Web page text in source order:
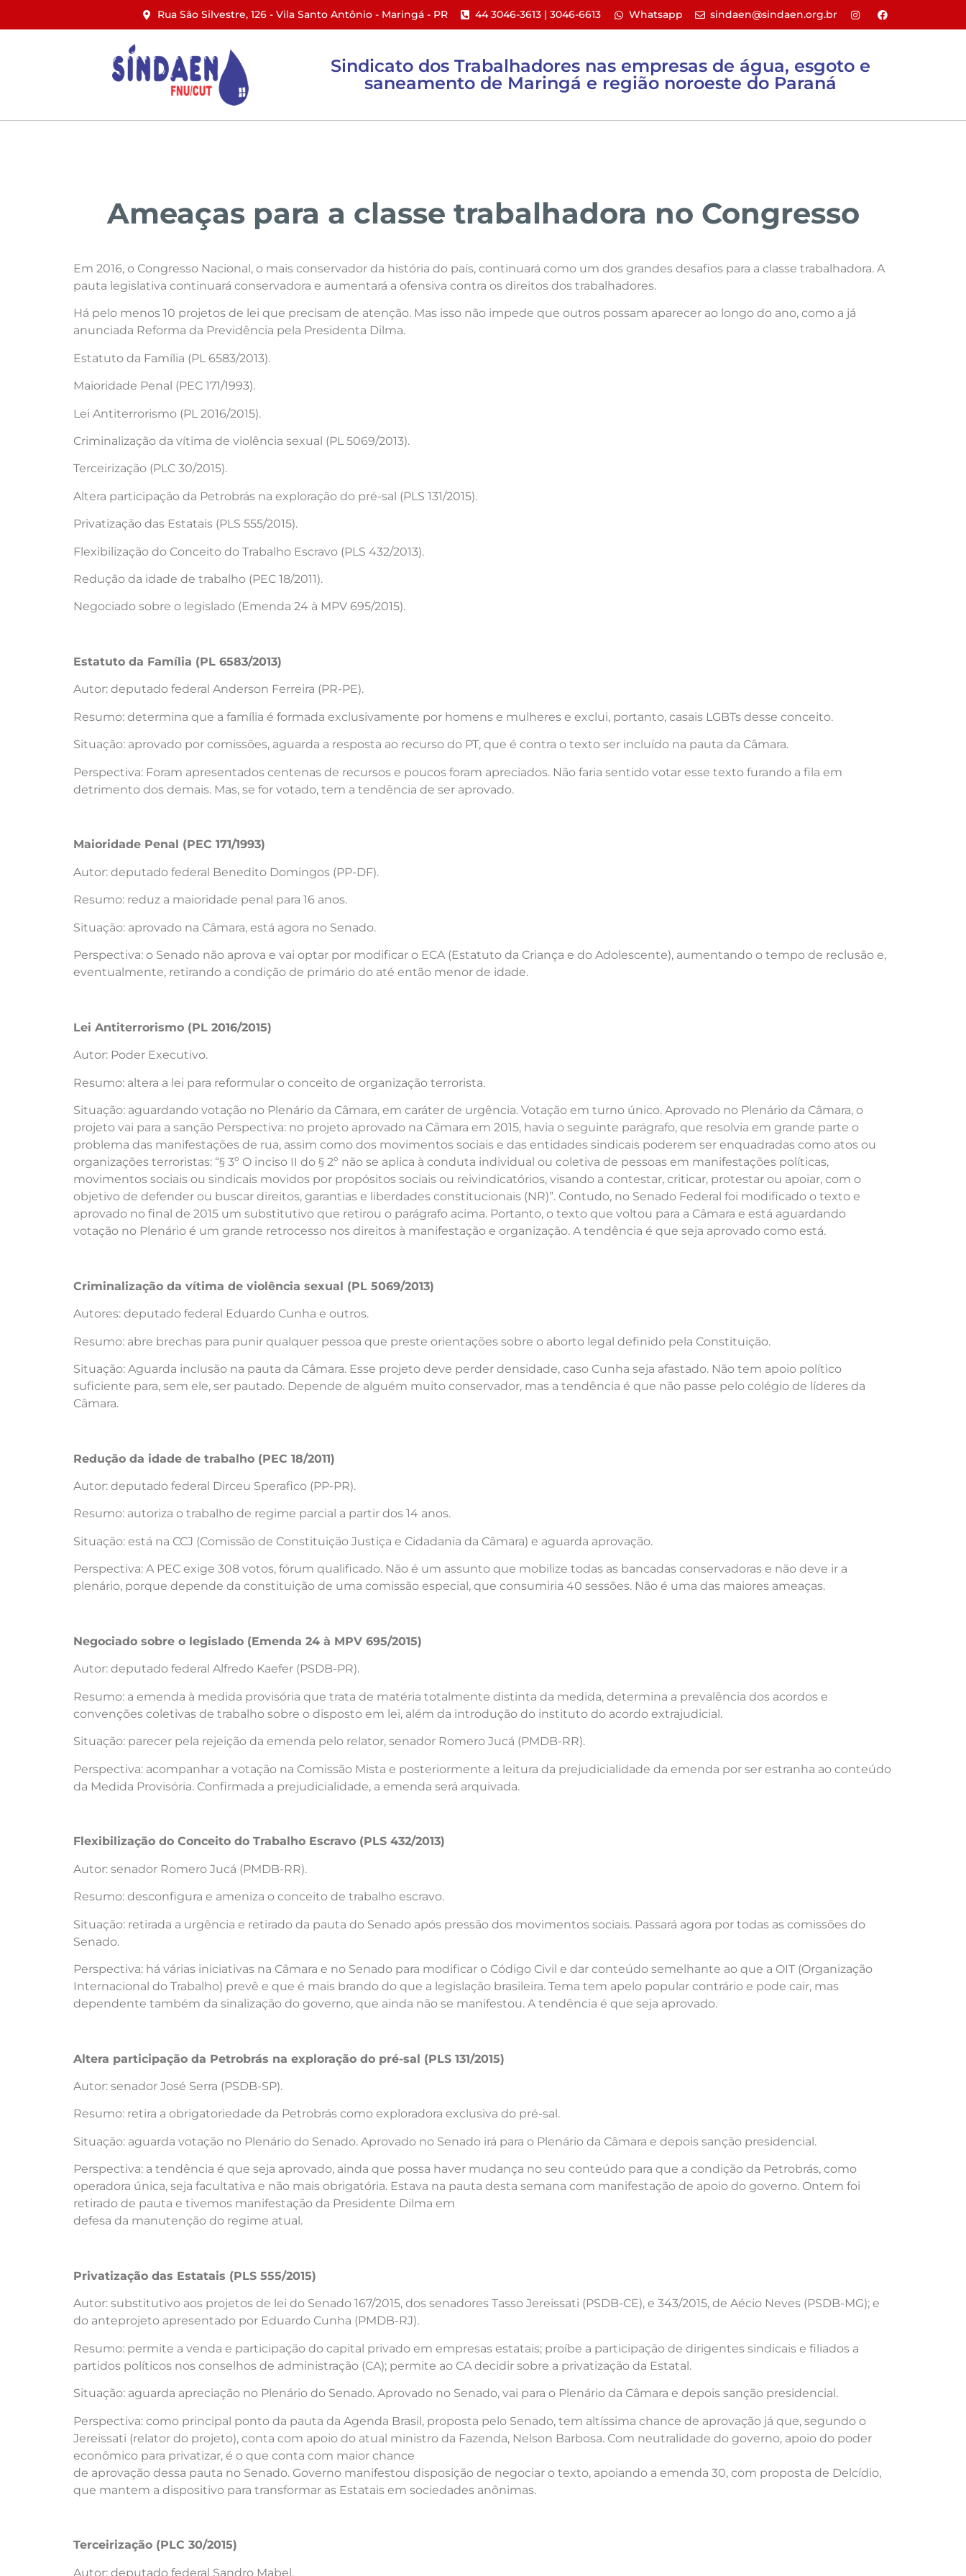
Rua São Silvestre, 126 - Vila Santo Antônio - Maringá - PR​ 44 3046-3613 | 3046-6613​ Whatsapp sindaen@sindaen.org.br
Sindicato dos Trabalhadores nas empresas de água, esgoto e
saneamento de Maringá e região noroeste do Paraná
Ameaças para a classe trabalhadora no Congresso
Em 2016, o Congresso Nacional, o mais conservador da história do país, continuará como um dos grandes desafios para a classe trabalhadora. A
pauta legislativa continuará conservadora e aumentará a ofensiva contra os direitos dos trabalhadores.
Há pelo menos 10 projetos de lei que precisam de atenção. Mas isso não impede que outros possam aparecer ao longo do ano, como a já
anunciada Reforma da Previdência pela Presidenta Dilma.
Estatuto da Família (PL 6583/2013).
Maioridade Penal (PEC 171/1993).
Lei Antiterrorismo (PL 2016/2015).
Criminalização da vítima de violência sexual (PL 5069/2013).
Terceirização (PLC 30/2015).
Altera participação da Petrobrás na exploração do pré-sal (PLS 131/2015).
Privatização das Estatais (PLS 555/2015).
Flexibilização do Conceito do Trabalho Escravo (PLS 432/2013).
Redução da idade de trabalho (PEC 18/2011).
Negociado sobre o legislado (Emenda 24 à MPV 695/2015).
Estatuto da Família (PL 6583/2013)
Autor: deputado federal Anderson Ferreira (PR-PE).
Resumo: determina que a família é formada exclusivamente por homens e mulheres e exclui, portanto, casais LGBTs desse conceito.
Situação: aprovado por comissões, aguarda a resposta ao recurso do PT, que é contra o texto ser incluído na pauta da Câmara.
Perspectiva: Foram apresentados centenas de recursos e poucos foram apreciados. Não faria sentido votar esse texto furando a fila em
detrimento dos demais. Mas, se for votado, tem a tendência de ser aprovado.
Maioridade Penal (PEC 171/1993)
Autor: deputado federal Benedito Domingos (PP-DF).
Resumo: reduz a maioridade penal para 16 anos.
Situação: aprovado na Câmara, está agora no Senado.
Perspectiva: o Senado não aprova e vai optar por modificar o ECA (Estatuto da Criança e do Adolescente), aumentando o tempo de reclusão e,
eventualmente, retirando a condição de primário do até então menor de idade.
Lei Antiterrorismo (PL 2016/2015)
Autor: Poder Executivo.
Resumo: altera a lei para reformular o conceito de organização terrorista.
Situação: aguardando votação no Plenário da Câmara, em caráter de urgência. Votação em turno único. Aprovado no Plenário da Câmara, o
projeto vai para a sanção Perspectiva: no projeto aprovado na Câmara em 2015, havia o seguinte parágrafo, que resolvia em grande parte o
problema das manifestações de rua, assim como dos movimentos sociais e das entidades sindicais poderem ser enquadradas como atos ou
organizações terroristas: “§ 3º O inciso II do § 2º não se aplica à conduta individual ou coletiva de pessoas em manifestações políticas,
movimentos sociais ou sindicais movidos por propósitos sociais ou reivindicatórios, visando a contestar, criticar, protestar ou apoiar, com o
objetivo de defender ou buscar direitos, garantias e liberdades constitucionais (NR)”. Contudo, no Senado Federal foi modificado o texto e
aprovado no final de 2015 um substitutivo que retirou o parágrafo acima. Portanto, o texto que voltou para a Câmara e está aguardando
votação no Plenário é um grande retrocesso nos direitos à manifestação e organização. A tendência é que seja aprovado como está.
Criminalização da vítima de violência sexual (PL 5069/2013)
Autores: deputado federal Eduardo Cunha e outros.
Resumo: abre brechas para punir qualquer pessoa que preste orientações sobre o aborto legal definido pela Constituição.
Situação: Aguarda inclusão na pauta da Câmara. Esse projeto deve perder densidade, caso Cunha seja afastado. Não tem apoio político
suficiente para, sem ele, ser pautado. Depende de alguém muito conservador, mas a tendência é que não passe pelo colégio de líderes da
Câmara.
Redução da idade de trabalho (PEC 18/2011)
Autor: deputado federal Dirceu Sperafico (PP-PR).
Resumo: autoriza o trabalho de regime parcial a partir dos 14 anos.
Situação: está na CCJ (Comissão de Constituição Justiça e Cidadania da Câmara) e aguarda aprovação.
Perspectiva: A PEC exige 308 votos, fórum qualificado. Não é um assunto que mobilize todas as bancadas conservadoras e não deve ir a
plenário, porque depende da constituição de uma comissão especial, que consumiria 40 sessões. Não é uma das maiores ameaças.
Negociado sobre o legislado (Emenda 24 à MPV 695/2015)
Autor: deputado federal Alfredo Kaefer (PSDB-PR).
Resumo: a emenda à medida provisória que trata de matéria totalmente distinta da medida, determina a prevalência dos acordos e
convenções coletivas de trabalho sobre o disposto em lei, além da introdução do instituto do acordo extrajudicial.
Situação: parecer pela rejeição da emenda pelo relator, senador Romero Jucá (PMDB-RR).
Perspectiva: acompanhar a votação na Comissão Mista e posteriormente a leitura da prejudicialidade da emenda por ser estranha ao conteúdo
da Medida Provisória. Confirmada a prejudicialidade, a emenda será arquivada.
Flexibilização do Conceito do Trabalho Escravo (PLS 432/2013)
Autor: senador Romero Jucá (PMDB-RR).
Resumo: desconfigura e ameniza o conceito de trabalho escravo.
Situação: retirada a urgência e retirado da pauta do Senado após pressão dos movimentos sociais. Passará agora por todas as comissões do
Senado.
Perspectiva: há várias iniciativas na Câmara e no Senado para modificar o Código Civil e dar conteúdo semelhante ao que a OIT (Organização
Internacional do Trabalho) prevê e que é mais brando do que a legislação brasileira. Tema tem apelo popular contrário e pode cair, mas
dependente também da sinalização do governo, que ainda não se manifestou. A tendência é que seja aprovado.
Altera participação da Petrobrás na exploração do pré-sal (PLS 131/2015)
Autor: senador José Serra (PSDB-SP).
Resumo: retira a obrigatoriedade da Petrobrás como exploradora exclusiva do pré-sal.
Situação: aguarda votação no Plenário do Senado. Aprovado no Senado irá para o Plenário da Câmara e depois sanção presidencial.
Perspectiva: a tendência é que seja aprovado, ainda que possa haver mudança no seu conteúdo para que a condição da Petrobrás, como
operadora única, seja facultativa e não mais obrigatória. Estava na pauta desta semana com manifestação de apoio do governo. Ontem foi
retirado de pauta e tivemos manifestação da Presidente Dilma em
defesa da manutenção do regime atual.
Privatização das Estatais (PLS 555/2015)
Autor: substitutivo aos projetos de lei do Senado 167/2015, dos senadores Tasso Jereissati (PSDB-CE), e 343/2015, de Aécio Neves (PSDB-MG); e
do anteprojeto apresentado por Eduardo Cunha (PMDB-RJ).
Resumo: permite a venda e participação do capital privado em empresas estatais; proíbe a participação de dirigentes sindicais e filiados a
partidos políticos nos conselhos de administração (CA); permite ao CA decidir sobre a privatização da Estatal.
Situação: aguarda apreciação no Plenário do Senado. Aprovado no Senado, vai para o Plenário da Câmara e depois sanção presidencial.
Perspectiva: como principal ponto da pauta da Agenda Brasil, proposta pelo Senado, tem altíssima chance de aprovação já que, segundo o
Jereissati (relator do projeto), conta com apoio do atual ministro da Fazenda, Nelson Barbosa. Com neutralidade do governo, apoio do poder
econômico para privatizar, é o que conta com maior chance
de aprovação dessa pauta no Senado. Governo manifestou disposição de negociar o texto, apoiando a emenda 30, com proposta de Delcídio,
que mantem a dispositivo para transformar as Estatais em sociedades anônimas.
Terceirização (PLC 30/2015)
Autor: deputado federal Sandro Mabel.